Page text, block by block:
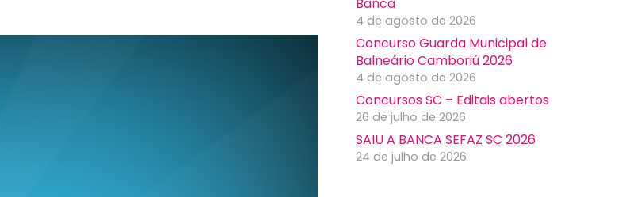
Banca
4 de agosto de 2026
Concurso Guarda Municipal de
Balneário Camboriú 2026
4 de agosto de 2026
Concursos SC – Editais abertos
26 de julho de 2026
SAIU A BANCA SEFAZ SC 2026
24 de julho de 2026